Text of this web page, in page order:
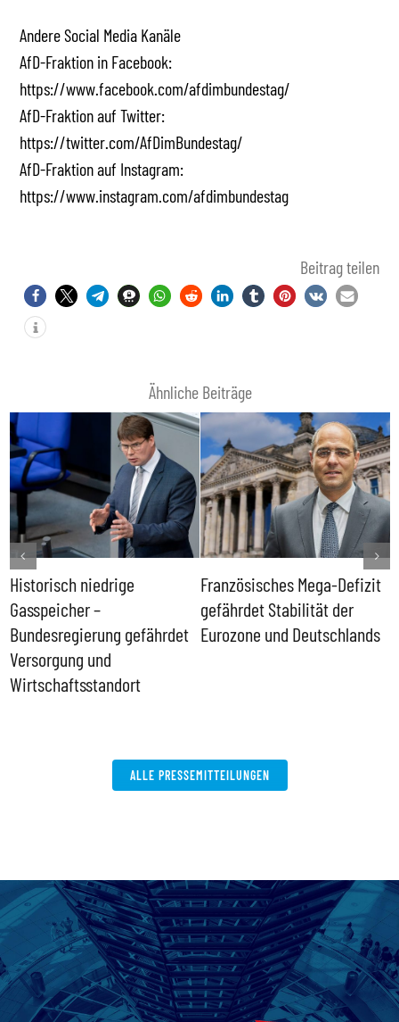
Andere Social Media Kanäle
AfD-Fraktion in Facebook:
https://www.facebook.com/afdimbundestag/
AfD-Fraktion auf Twitter:
https://twitter.com/AfDimBundestag/
AfD-Fraktion auf Instagram:
https://www.instagram.com/afdimbundestag
Beitrag teilen
Ähnliche Beiträge
Historisch niedrige
Gasspeicher –
Bundesregierung gefährdet
Versorgung und
Wirtschaftsstandort
Französisches Mega-Defizit
gefährdet Stabilität der
Eurozone und Deutschlands
ALLE PRESSEMITTEILUNGEN